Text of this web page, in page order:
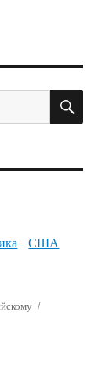
США